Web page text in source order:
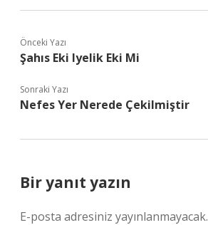
Önceki Yazı
Şahıs Eki Iyelik Eki Mi
Sonraki Yazı
Nefes Yer Nerede Çekilmiştir
Bir yanıt yazın
E-posta adresiniz yayınlanmayacak.